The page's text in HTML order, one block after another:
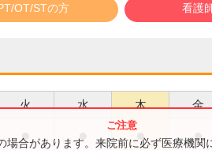
OT/STの方 看護
火 水 木 金
● ● ● ●
合があります。来院前に必ず医療機関